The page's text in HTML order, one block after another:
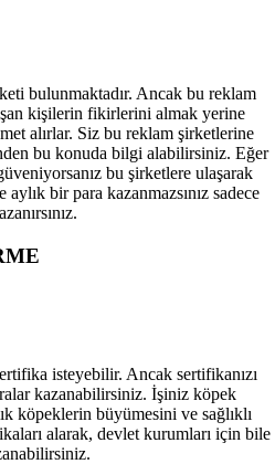
bulunmaktadır. Ancak bu reklam
kişilerin fikirlerini almak yerine
alırlar. Siz bu reklam şirketlerine
bu konuda bilgi alabilirsiniz. Eğer
bu şirketlere ulaşarak
bir para kazanmazsınız sadece
isteyebilir. Ancak sertifikanızı
kazanabilirsiniz. İşiniz köpek
köpeklerin büyümesini ve sağlıklı
alarak, devlet kurumları için bile